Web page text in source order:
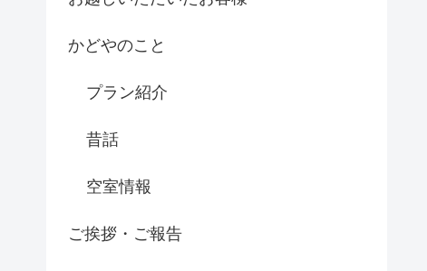
かどやのこと
プラン紹介
昔話
空室情報
ご挨拶・ご報告